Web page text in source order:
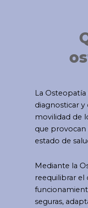
La Osteopatía
diagnosticar y
movilidad de
que
estado de
Mediante la
reequilibrar el
seguras,